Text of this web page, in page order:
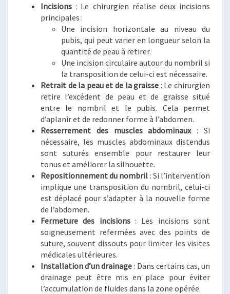
Incisions : Le chirurgien réalise deux incisions
principales :
Une incision horizontale au niveau du
pubis, qui peut varier en longueur selon la
quantité de peau à retirer.
Une incision circulaire autour du nombril si
la transposition de celui-ci est nécessaire.
Retrait de la peau et de la graisse : Le chirurgien
retire l’excédent de peau et de graisse situé
entre le nombril et le pubis. Cela permet
d’aplanir et de redonner forme à l’abdomen.
Resserrement des muscles abdominaux: Si
nécessaire, les muscles abdominaux distendus
sont suturés ensemble pour restaurer leur
tonus et améliorer la silhouette.
Repositionnement du nombril : Si l’intervention
implique une transposition du nombril, celui-ci
est déplacé pour s’adapter à la nouvelle forme
de l’abdomen.
Fermeture des incisions: Les incisions sont
soigneusement refermées avec des points de
suture, souvent dissouts pour limiter les visites
médicales ultérieures.
Installation d’un drainage: Dans certains cas, un
drainage peut être mis en place pour éviter
l’accumulation de fluides dans la zone opérée.